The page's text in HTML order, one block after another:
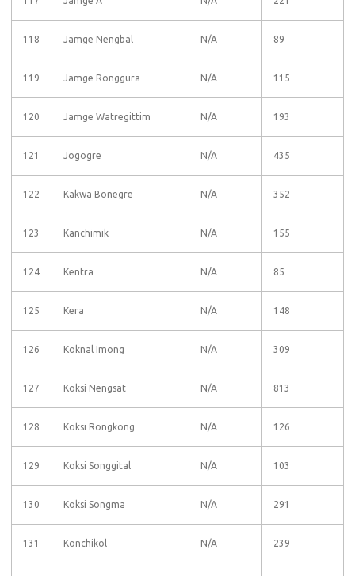
118 Jamge Nengbal N/A 89
119 Jamge Ronggura N/A 115
120 Jamge Watregittim N/A 193
121 Jogogre N/A 435
122 Kakwa Bonegre N/A 352
123 Kanchimik N/A 155
124 Kentra N/A 85
125 Kera N/A 148
126 Koknal Imong N/A 309
127 Koksi Nengsat N/A 813
128 Koksi Rongkong N/A 126
129 Koksi Songgital N/A 103
130 Koksi Songma N/A 291
131 Konchikol N/A 239